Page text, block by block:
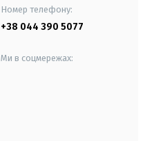
Номер телефону:
+38 044 390 5077
Ми в соцмережах: